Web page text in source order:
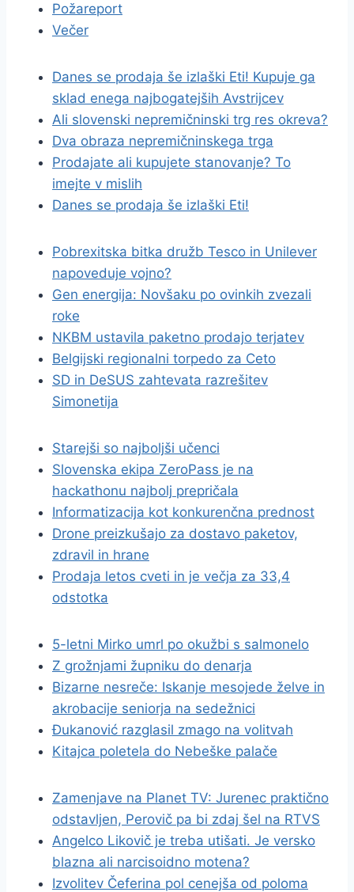
Požareport
Večer
Danes se prodaja še izlaški Eti! Kupuje ga
sklad enega najbogatejših Avstrijcev
Ali slovenski nepremičninski trg res okreva?
Dva obraza nepremičninskega trga
Prodajate ali kupujete stanovanje? To
imejte v mislih
Danes se prodaja še izlaški Eti!
Pobrexitska bitka družb Tesco in Unilever
napoveduje vojno?
Gen energija: Novšaku po ovinkih zvezali
roke
NKBM ustavila paketno prodajo terjatev
Belgijski regionalni torpedo za Ceto
SD in DeSUS zahtevata razrešitev
Simonetija
Starejši so najboljši učenci
Slovenska ekipa ZeroPass je na
hackathonu najbolj prepričala
Informatizacija kot konkurenčna prednost
Drone preizkušajo za dostavo paketov,
zdravil in hrane
Prodaja letos cveti in je večja za 33,4
odstotka
5-letni Mirko umrl po okužbi s salmonelo
Z grožnjami župniku do denarja
Bizarne nesreče: Iskanje mesojede želve in
akrobacije seniorja na sedežnici
Đukanović razglasil zmago na volitvah
Kitajca poletela do Nebeške palače
Zamenjave na Planet TV: Jurenec praktično
odstavljen, Perovič pa bi zdaj šel na RTVS
Angelco Likovič je treba utišati. Je versko
blazna ali narcisoidno motena?
Izvolitev Čeferina pol cenejša od poloma